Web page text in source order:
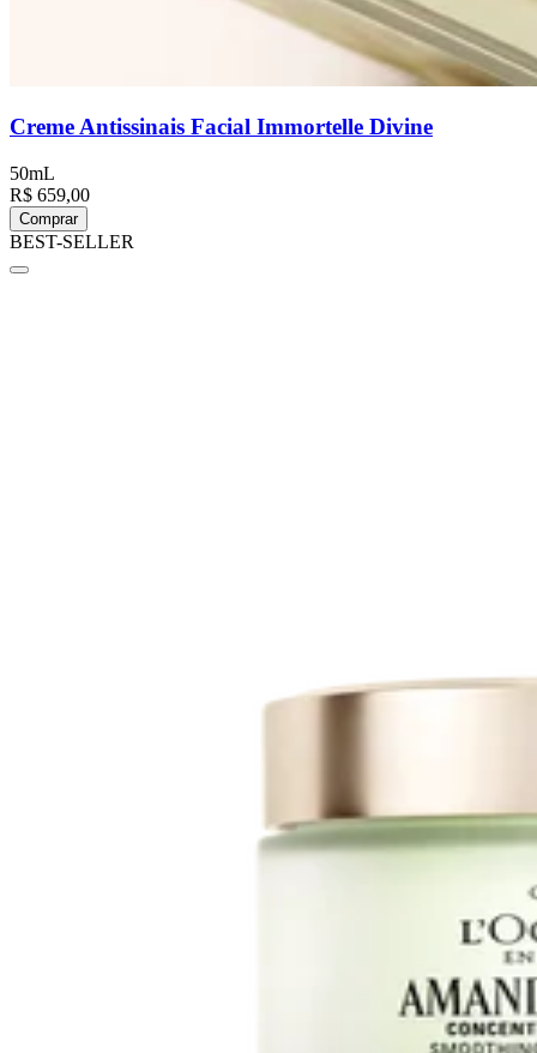
Creme Antissinais Facial Immortelle Divine
50mL
R$ 659,00
Comprar
BEST-SELLER